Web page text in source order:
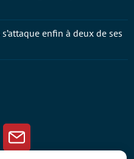
RSS Newsletter
enfin à deux de ses